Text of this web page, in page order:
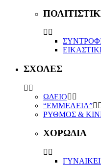
ΣΧΟΛΕΣ
ΩΔΕΙΟ
“ΕΜΜΕΛΕΙΑ”
ΡΥΘΜΟΣ &
ΧΟΡΩΔΙΑ